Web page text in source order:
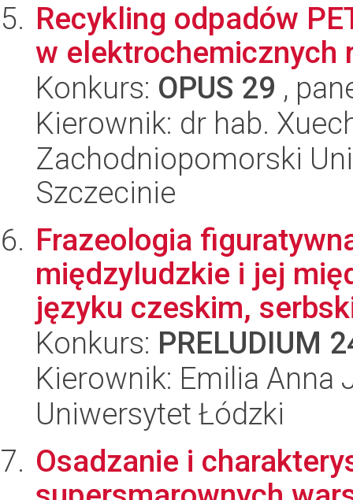
Recykling odpadów
w elektrochemicznych
Konkurs: OPUS 29 ,
Kierownik: dr hab.
Zachodniopomorski
Szczecinie
Frazeologia
międzyludzkie i jej
języku czeskim,
Konkurs: PRELUDIUM
Kierownik: Emilia Anna
Uniwersytet Łódzki
Osadzanie i